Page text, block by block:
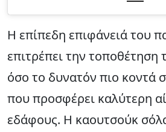
Η επίπεδη επιφάνειά του
επιτρέπει την τοποθέτηση
όσο το δυνατόν πιο κοντά
που προσφέρει καλύτερη
εδάφους. Η καουτσούκ